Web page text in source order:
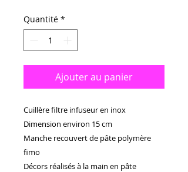
Quantité *
Ajouter au panier
Cuillère filtre infuseur en inox
Dimension environ 15 cm
Manche recouvert de pâte polymère
fimo
Décors réalisés à la main en pâte